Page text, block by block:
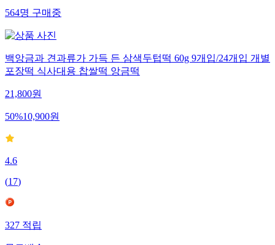
564명구매중
백앙금과 견과류가 가득 든 삼색두텁떡 60g 9개입/24개입 개별
포장떡 식사대용 찹쌀떡 앙금떡
21,800원
50%10,900원
4.6
(17)
327적립